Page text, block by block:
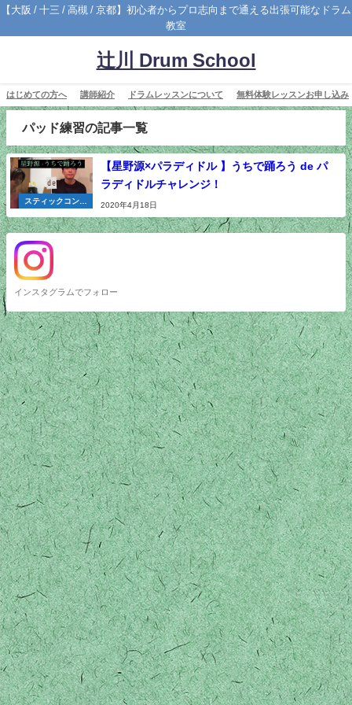
【大阪 / 十三 / 高槻 / 京都】初心者からプロ志向まで通える出張可能なドラム
教室
辻川 Drum School
はじめての方へ 講師紹介 ドラムレッスンについて 無料体験レッスンお申し込み
パッド練習の記事一覧
スティックコント
【星野源×パラディドル 】うちで踊ろう de パ
ラディドルチャレンジ！
2020年4月18日
インスタグラムでフォロー